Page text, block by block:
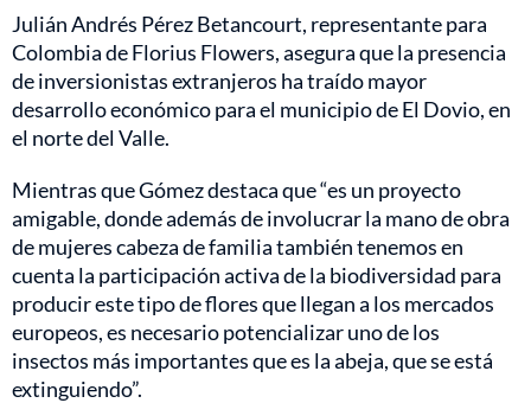
Julián Andrés Pérez Betancourt, representante para
Colombia de Florius Flowers, asegura que la presencia
de inversionistas extranjeros ha traído mayor
desarrollo económico para el municipio de El Dovio, en
el norte del Valle.
Mientras que Gómez destaca que “es un proyecto
amigable, donde además de involucrar la mano de obra
de mujeres cabeza de familia también tenemos en
cuenta la participación activa de la biodiversidad para
producir este tipo de flores que llegan a los mercados
europeos, es necesario potencializar uno de los
insectos más importantes que es la abeja, que se está
extinguiendo”.